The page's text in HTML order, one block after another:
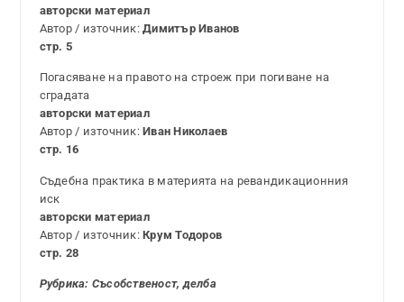
авторски материал
Автор / източник:Димитър Иванов
стр. 5
Погасяване на правото на строеж при погиване на
сградата
авторски материал
Автор / източник:Иван Николаев
стр. 16
Съдебна практика в материята на ревандикационния
иск
авторски материал
Автор / източник:Крум Тодоров
стр. 28
Рубрика: Съсобственост, делба